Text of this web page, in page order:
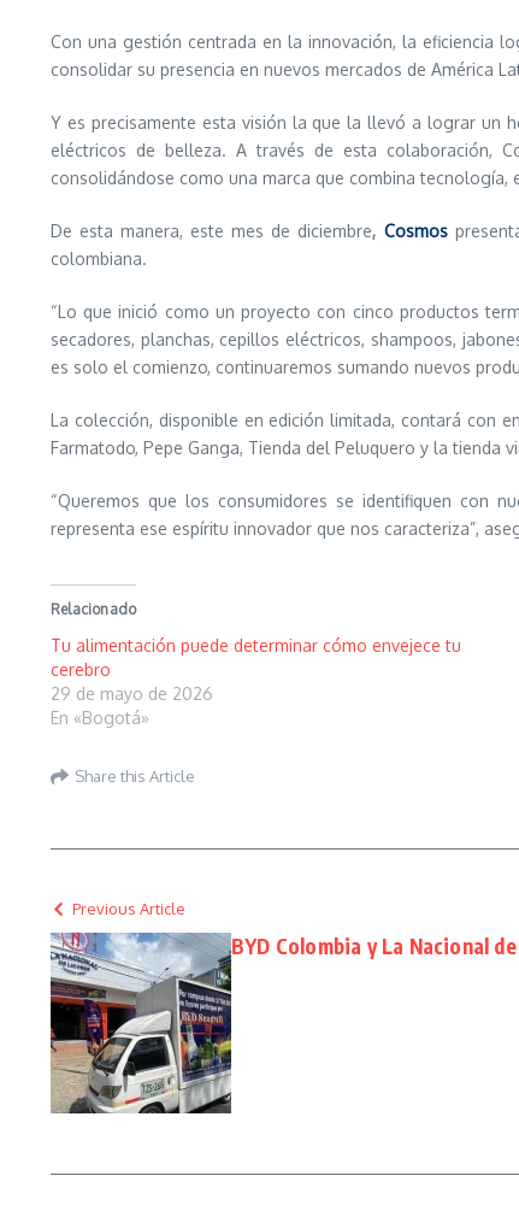
Con una gestión centrada en la innovación, la eficiencia
consolidar su presencia en nuevos mercados de América
Y es precisamente esta visión la que la llevó a lograr un
eléctricos de belleza. A través de esta colaboración,
consolidándose como una marca que combina tecnología,
De esta manera, este mes de diciembre, Cosmos
colombiana.
“Lo que inició como un proyecto con cinco productos
secadores, planchas, cepillos eléctricos, shampoos,
es solo el comienzo, continuaremos sumando nuevos
La colección, disponible en edición limitada, contará con
Farmatodo, Pepe Ganga, Tienda del Peluquero y la tienda
“Queremos que los consumidores se identifiquen con
representa ese espíritu innovador que nos caracteriza”,
Relacionado
Tu alimentación puede determinar cómo envejece tu
cerebro
29 de mayo de 2026
En «Bogotá»
Share this Article
Previous Article
BYD Colombia y La Nacional